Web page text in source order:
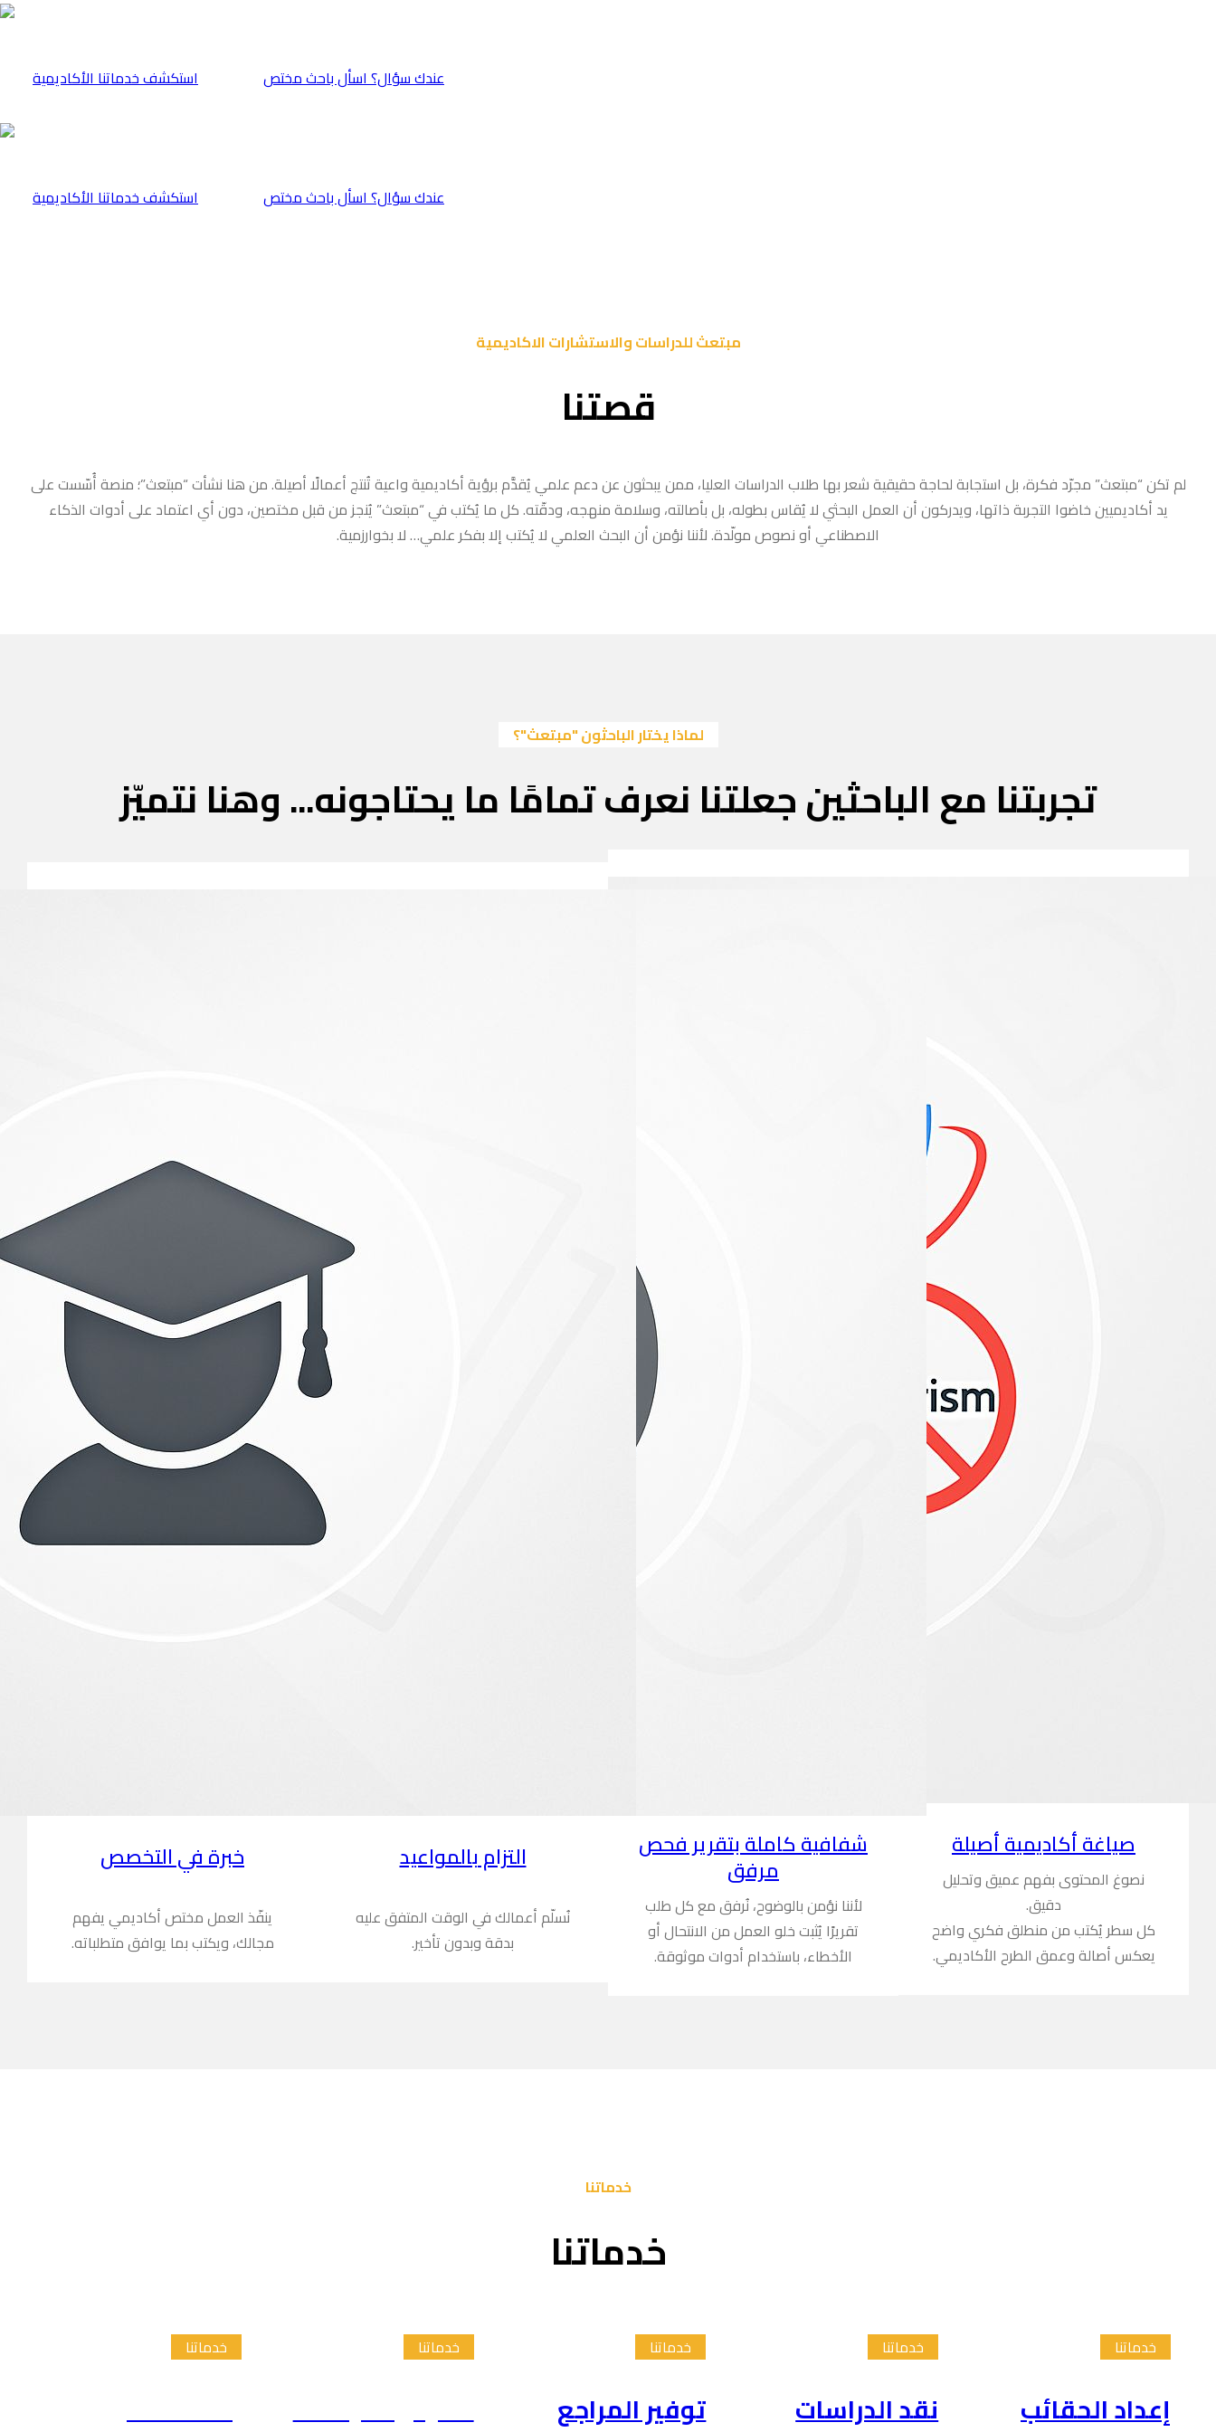
⁠استكشف خدماتنا الأكاديمية عندك سؤال؟ اسأل باحث مختص
⁠استكشف خدماتنا الأكاديمية عندك سؤال؟ اسأل باحث مختص
مبتعث للدراسات والاستشارات الاكاديمية
قصتنا
لم تكن “مبتعث” مجرّد فكرة، بل استجابة لحاجة حقيقية شعر بها طلاب الدراسات العليا، ممن يبحثون عن دعم علمي يُقدَّم برؤية أكاديمية واعية تُنتج أعمالًا أصيلة. من هنا نشأت “مبتعث”؛ منصة أُسّست على
يد أكاديميين خاضوا التجربة ذاتها، ويدركون أن العمل البحثي لا يُقاس بطوله، بل بأصالته، وسلامة منهجه، ودقّته. كل ما يُكتب في “مبتعث” يُنجز من قبل مختصين، دون أي اعتماد على أدوات الذكاء
الاصطناعي أو نصوص مولّدة. لأننا نؤمن أن البحث العلمي لا يُكتب إلا بفكر علمي… لا بخوارزمية.
لماذا يختار الباحثون "مبتعث"؟
تجربتنا مع الباحثين جعلتنا نعرف تمامًا ما يحتاجونه... وهنا نتميّز
صياغة أكاديمية أصيلة
نصوغ المحتوى بفهم عميق وتحليل
دقيق.
كل سطر يُكتب من منطلق فكري واضح
يعكس أصالة وعمق الطرح الأكاديمي.
شفافية كاملة بتقرير فحص
مرفق
لأننا نؤمن بالوضوح، نُرفق مع كل طلب
تقريرًا يُثبت خلو العمل من الانتحال أو
الأخطاء، باستخدام أدوات موثوقة.
التزام بالمواعيد
نُسلّم أعمالك في الوقت المتفق عليه
بدقة وبدون تأخير.
خبرة في التخصص
ينفّذ العمل مختص أكاديمي يفهم
مجالك، ويكتب بما يوافق متطلباته.
خدماتنا
خدماتنا
خدماتنا
إعداد الحقائب
خدماتنا
نقد الدراسات
خدماتنا
توفير المراجع
خدماتنا
تلخيص الدراسات
خدماتنا
إعداد الاطار